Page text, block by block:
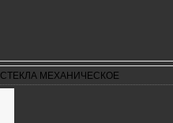
МЕХАНИЧЕСКОЕ